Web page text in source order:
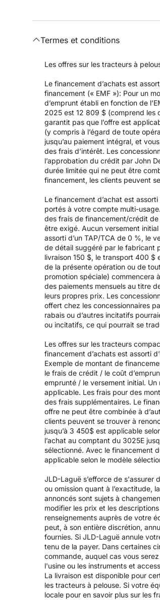
Termes et conditions
Les offres sur les tracteurs à
Le financement d’achats est
financement (« EMF »): Pour un
d’emprunt établi en fonction de
2025 est 12 809 $ (comprend les
garantit pas que l’offre est
(y compris à l’égard de toute
jusqu’au paiement intégral, et
des frais d’intérêt. Les
l’approbation du crédit par John
durée limitée qui ne peut être
financement, les clients peuvent
Le financement d’achat est
portés à votre compte multi-
des frais de financement/crédit de
être exigé. Aucun versement
assorti d’un TAP/TCA de 0 %, le
de détail suggéré par le fabricant
livraison 150 $, le transport 400 $
de la présente opération ou de
promotion spéciale) commencera
des paiements mensuels au titre
leurs propres prix. Les
offert chez les concessionnaires
rabais ou d’autres incitatifs
ou incitatifs, ce qui pourrait se
Les offres sur les tracteurs
financement d’achats est assorti
Exemple de montant de
le frais de crédit / le coût
emprunté / le versement initial.
applicable. Les frais pour des
des frais supplémentaires. Le
offre ne peut être combinée à
clients peuvent se trouver à
jusqu’à 3 450$ est applicable
l’achat au comptant du 3025E
sélectionné. Avec le financement
applicable selon le modèle
JLD-Laguë s’efforce de s'assurer
ou omission quant à l’exactitude,
annoncés sont sujets à
modifier les prix et les
renseignements auprès de votre
peut, à son entière discrétion,
fournies. Si JLD-Laguë annule
tenu de la payer. Dans certaines
commande, auquel cas vous
l'usine ou les instruments et
La livraison est disponible pour
les tracteurs à pelouse. Si votre
locale pour en savoir plus sur les